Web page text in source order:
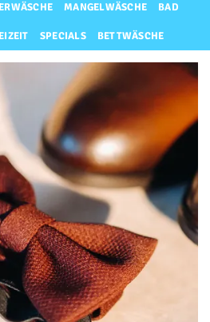
MANGELWÄSCHE BAD
SPECIALS BETTWÄSCHE